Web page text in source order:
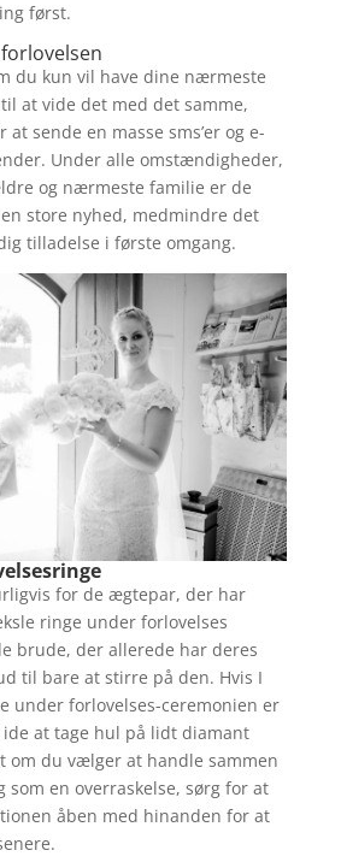
først.
du kun vil have dine nærmeste
at vide det med det samme,
sende en masse sms’er og e-
Under alle omstændigheder,
og nærmeste familie er de
store nyhed, medmindre det
tilladelse i første omgang.
for de ægtepar, der har
ringe under forlovelses
brude, der allerede har deres
til bare at stirre på den. Hvis I
under forlovelses-ceremonien er
ide at tage hul på lidt diamant
om du vælger at handle sammen
som en overraskelse, sørg for at
åben med hinanden for at